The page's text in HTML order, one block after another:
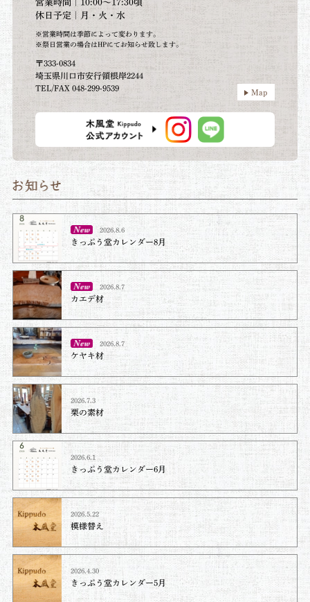
営業時間｜10:00～17:30頃
休日予定｜月・火・水
※営業時間は季節によって変わります。
※祭日営業の場合はHPにてお知らせ致します。
〒333-0834
埼玉県川口市安行領根岸2244
TEL/FAX 048-299-9539
Map
2026.8.6
きっぷう堂カレンダー8月
2026.8.7
カエデ材
2026.8.7
ケヤキ材⁡
2026.7.3
栗の素材
2026.6.1
きっぷう堂カレンダー6月
2026.5.22
模様替え
2026.4.30
きっぷう堂カレンダー5月